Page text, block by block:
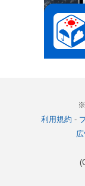
利用規約 -